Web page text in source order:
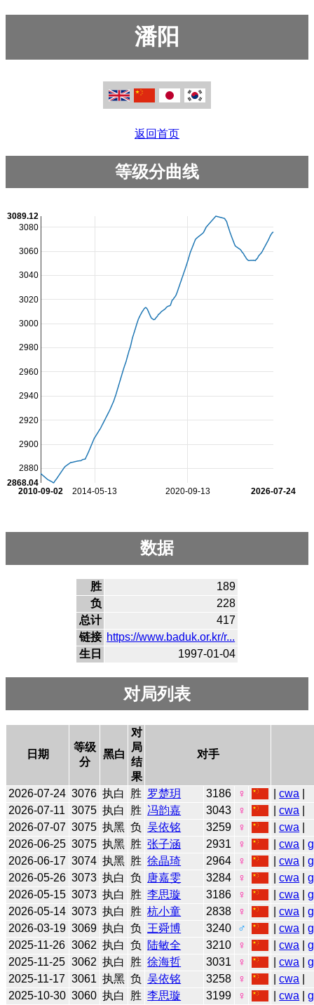
潘阳
返回首页
等级分曲线
2014-05-13 2020-09-13
2010-09-02 2026-07-24
2880
2900
2920
2940
2960
2980
3000
3020
3040
3060
3080
2868.04
3089.12
数据
胜
189
负
228
总计
417
链接 https://www.baduk.or.kr/r...
生日
1997-01-04
对局列表
日期
等级
分
黑白
对
局
结
果
对手
2026-07-24 3076 执白 胜 罗楚玥 3186 ♀ |cwa
2026-07-11 3075 执白 胜 冯韵嘉 3043 ♀ |cwa
2026-07-07 3075 执黑 负 吴依铭 3259 ♀ |cwa
2026-06-25 3075 执黑 胜 张子涵 2931 ♀ |cwa |
2026-06-17 3074 执黑 胜 徐晶琦 2964 ♀ |cwa |
2026-05-26 3073 执白 负 唐嘉雯 3284 ♀ |cwa |
2026-05-15 3073 执白 胜 李思璇 3186 ♀ |cwa |
2026-05-14 3073 执白 胜 杭小童 2838 ♀ |cwa |
2026-03-19 3069 执白 负 王舜博 3240 ♂ |cwa |
2025-11-26 3062 执白 负 陆敏全 3210 ♀ |cwa |
2025-11-25 3062 执白 胜 徐海哲 3031 ♀ |cwa |
2025-11-17 3061 执黑 负 吴依铭 3258 ♀ |cwa
2025-10-30 3060 执白 胜 李思璇 3199 ♀ |cwa |